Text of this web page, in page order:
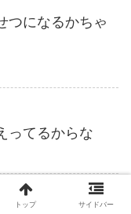
つになるかちゃ
ってるからな
トップ サイドバー